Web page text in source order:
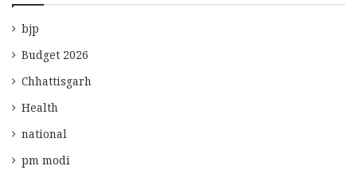
bjp
Budget 2026
Chhattisgarh
Health
national
pm modi